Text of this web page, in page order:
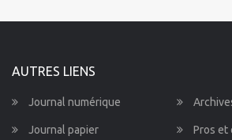
AUTRES LIENS
Journal numérique
Journal papier Pros et